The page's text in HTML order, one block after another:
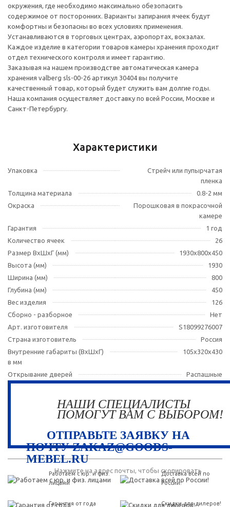
окружения, где необходимо максимально обезопасить
содержимое от посторонних. Варианты запирания ячеек будут
комфортны и безопасны во всех условиях применения.
Устанавливаются в торговых центрах, аэропортах, вокзалах.
Каждое изделие в категории товаров камеры хранения проходит
отдел технического контроля и имеет гарантию.
Заказывая на нашем производстве автоматическая камера
хранения valberg sls-00-26 артикул 30404 вы получите
качественный товар, который будет служить вам долгие годы.
Наша компания осуществляет доставку по всей России, Москве и
Санкт-Петербургу.
Характеристики
Упаковка
Стрейч или пупырчатая
пленка
Толщина материала
0.8-2 мм
Окраска
Порошковая в покрасочной
камере
Гарантия
1 год
Количество ячеек
26
Размер ВхШхГ (мм)
1930x800x450
Высота (мм)
1930
Ширина (мм)
800
Глубина (мм)
450
Вес изделия
126
Сборно - разборное
Нет
Арт. изготовителя
S18099276007
Страна изготовитель
Россия
Внутренние габариты (ВхШхГ)
в мм
105x320x430
Открывание дверей Распашные
НАШИ СПЕЦИАЛИСТЫ
ПОМОГУТ ВАМ С ВЫБОРОМ!
ОТПРАВЬТЕ ЗАЯВКУ НА
ПОЧТУ ZAKAZ@GOODS-
MEBEL.RU
Нажмите на адрес почты, чтобы скопировать
Работаем с юр. и физ.
лицами
Доставка всей по
России!
Гарантия от года Скидки для дилеров!